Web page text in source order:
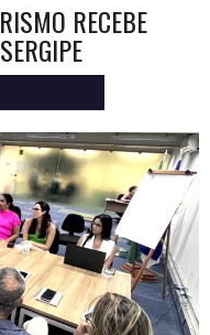
RECEBE